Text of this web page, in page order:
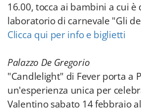
16.00, tocca ai bambini a cui è
laboratorio di carnevale "Gli
Clicca qui per info e biglietti
Palazzo De Gregorio
"Candlelight" di Fever porta a
un'esperienza unica per
Valentino sabato 14 febbraio